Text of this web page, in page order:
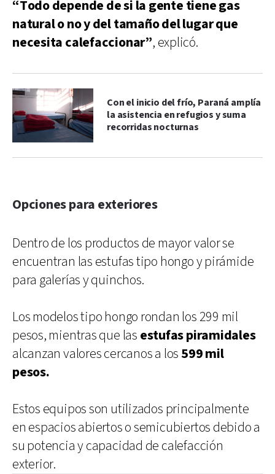
“Todo depende de si la gente tiene gas
natural o no y del tamaño del lugar que
necesita calefaccionar”, explicó.
Con el inicio del frío, Paraná amplía
la asistencia en refugios y suma
recorridas nocturnas
Opciones para exteriores
Dentro de los productos de mayor valor se
encuentran las estufas tipo hongo y pirámide
para galerías y quinchos.
Los modelos tipo hongo rondan los 299 mil
pesos, mientras que las estufas piramidales
alcanzan valores cercanos a los 599 mil
pesos.
Estos equipos son utilizados principalmente
en espacios abiertos o semicubiertos debido a
su potencia y capacidad de calefacción
exterior.